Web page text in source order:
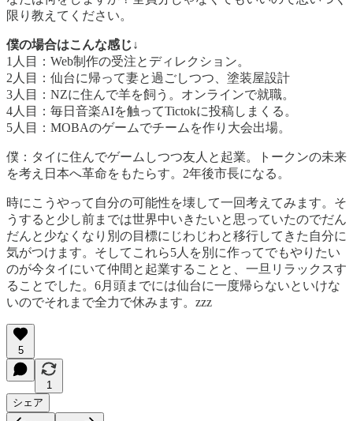
限り教えてください。
僕の場合はこんな感じ↓
1人目：Web制作の受注とディレクション。
2人目：仙台に帰って妻と過ごしつつ、塗装屋設計
3人目：NZに住んで羊を飼う。オンラインで就職。
4人目：毎日音楽AIを触ってTictokに投稿しまくる。
5人目：MOBAのゲームでチームを作り大会出場。
僕：タイに住んでゲームしつつ友人と起業。トークンの未来
を考え日本へ革命をもたらす。2年後市長になる。
時にこうやって自分の可能性を壊して一回考えてみます。そ
うすると少し前までは世界中いきたいと思っていたのでだん
だんと少なくなり別の目標にじわじわと移行してきた自分に
気がつけます。そしてこれら5人を別に作ってでもやりたい
のが今タイにいて仲間と起業することと、一旦リラックスす
ることでした。6月頭までには仙台に一度帰らないといけな
いのでそれまで全力で休みます。zzz
5
1
シェア